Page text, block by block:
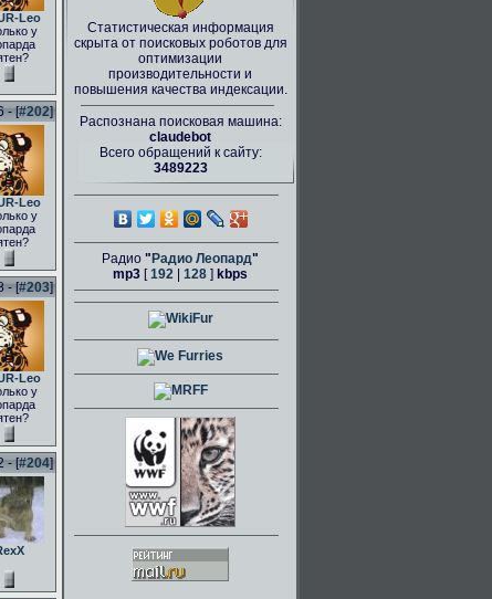
Leo
у
- [#202]
Leo
у
- [#203]
Leo
у
- [#204]
Статистическая информация
скрыта от поисковых роботов для
оптимизации
производительности и
повышения качества индексации.
Распознана поисковая машина:
claudebot
Всего обращений к сайту:
3489223
Радио " Радио Леопард"
mp3 [192 128 ] kbps